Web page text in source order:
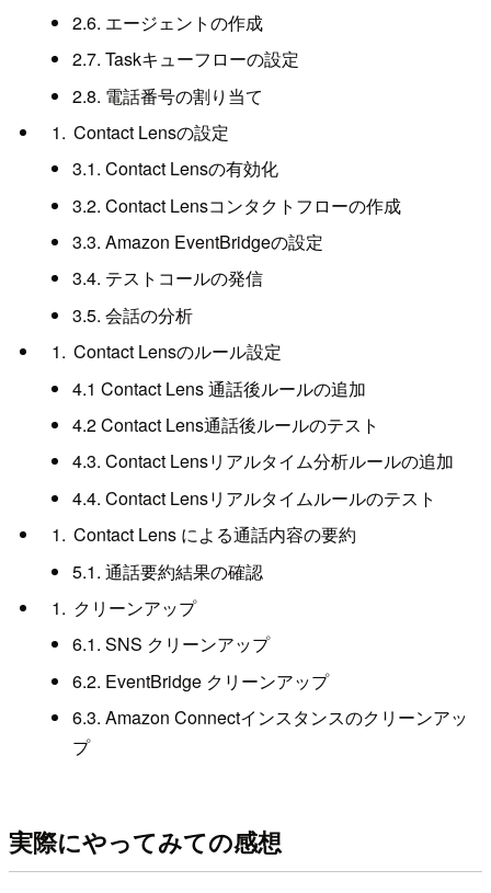
2.6. エージェントの作成
2.7. Taskキューフローの設定
2.8. 電話番号の割り当て
Contact Lensの設定
3.1. Contact Lensの有効化
3.2. Contact Lensコンタクトフローの作成
3.3. Amazon EventBridgeの設定
3.4. テストコールの発信
3.5. 会話の分析
Contact Lensのルール設定
4.1 Contact Lens 通話後ルールの追加
4.2 Contact Lens通話後ルールのテスト
4.3. Contact Lensリアルタイム分析ルールの追加
4.4. Contact Lensリアルタイムルールのテスト
Contact Lens による通話内容の要約
5.1. 通話要約結果の確認
クリーンアップ
6.1. SNS クリーンアップ
6.2. EventBridge クリーンアップ
6.3. Amazon Connectインスタンスのクリーンアッ
プ
実際にやってみての感想